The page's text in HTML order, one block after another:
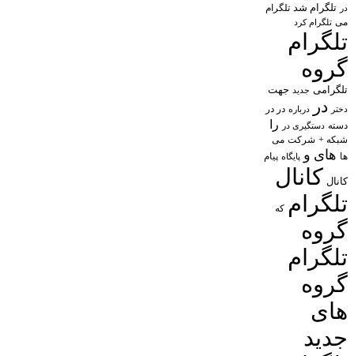
در تلگرام شد تلگرام
می تلگرام کرد
تلگرام
گروه
تلگرامی جدید جهت
دختر در درباره در در
دسته دستگیری در را
شبکه + شرکت می
ها های و پایگاه پیام
کانال کانال
تلگرام که
گروه
تلگرام
گروه
های
جدید